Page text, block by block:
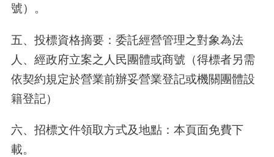
號）。
五、投標資格摘要：委託經營管理之對象為法
人、經政府立案之人民團體或商號（得標者另需
依契約規定於營業前辦妥營業登記或機關團體設
籍登記）
六、招標文件領取方式及地點：本頁面免費下
載。